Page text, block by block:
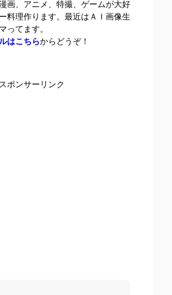
画、アニメ、特撮、ゲームが大好
料理作ります。最近はＡＩ画像生
ってます。
はこちらからどうぞ！
スポンサーリンク